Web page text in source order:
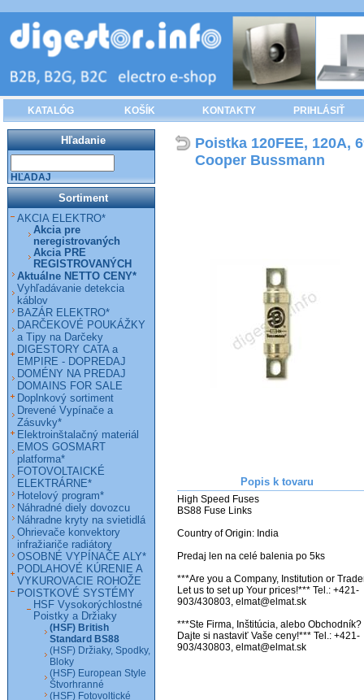
KATALÓG KOŠÍK KONTAKTY PRIHLÁSIŤ
Poistka 120FEE, 120A,
Cooper Bussmann
Popis k tovaru
High Speed Fuses
BS88 Fuse Links
Country of Origin: India
Predaj len na celé balenia po 5ks
***Are you a Company, Institution or
Let us to set up Your prices!*** Tel.: +421-
903/430803, elmat@elmat.sk
***Ste Firma, Inštitúcia, alebo Obchodník?
Dajte si nastaviť Vaše ceny!*** Tel.: +421-
Hľadanie
HĽADAJ
Sortiment
AKCIA ELEKTRO*
Akcia pre
neregistrovaných
Akcia PRE
REGISTROVANÝCH
Aktuálne NETTO CENY*
Vyhľadávanie detekcia
káblov
BAZÁR ELEKTRO*
DARČEKOVÉ POUKÁŽKY
a Tipy na Darčeky
DIGESTORY CATA a
EMPIRE - DOPREDAJ
DOMÉNY NA PREDAJ
DOMAINS FOR SALE
Doplnkový sortiment
Drevené Vypínače a
Zásuvky*
Elektroinštalačný materiál
EMOS GOSMART
platforma*
FOTOVOLTAICKÉ
ELEKTRÁRNE*
Hotelový program*
Náhradné diely dovozcu
Náhradne kryty na svietidlá
Ohrievače konvektory
infražiariče radiátory
OSOBNÉ VYPÍNAČE ALY*
PODLAHOVÉ KÚRENIE A
VYKUROVACIE ROHOŽE
POISTKOVÉ SYSTÉMY
HSF Vysokorýchlostné
Poistky a Držiaky
(HSF) British
Standard BS88
(HSF) Držiaky, Spodky,
Bloky
(HSF) European Style
Štvorhranné
(HSF) Fotovoltické